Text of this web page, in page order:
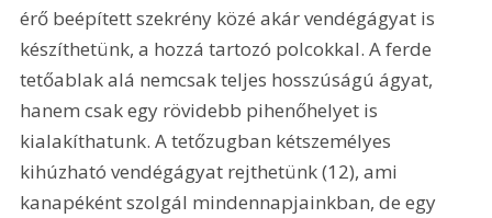
érő beépített szekrény közé akár vendégágyat is
készíthetünk, a hozzá tartozó polcokkal. A ferde
tetőablak alá nemcsak teljes hosszúságú ágyat,
hanem csak egy rövidebb pihenőhelyet is
kialakíthatunk. A tetőzugban kétszemélyes
kihúzható vendégágyat rejthetünk (12), ami
kanapéként szolgál mindennapjainkban, de egy